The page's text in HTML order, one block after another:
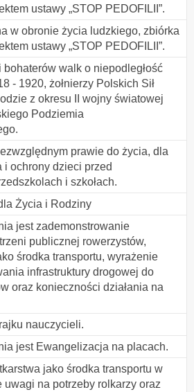
ustawy „STOP PEDOFILII”.
w obronie życia ludzkiego, zbiórka
ustawy „STOP PEDOFILII”.
walk o niepodległość
- 1920, żołnierzy Polskich Sił
z okresu II wojny światowej
Podziemia
prawie do życia, dla
i ochrony dzieci przed
i szkołach.
Życia i Rodziny
jest zademonstrowanie
publicznej rowerzystów,
środka transportu, wyrażenie
infrastruktury drogowej do
oraz konieczności działania na
nauczycieli.
jest Ewangelizacja na placach.
jako środka transportu w
uwagi na potrzeby rolkarzy oraz